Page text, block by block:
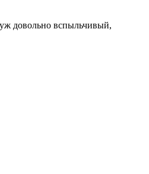
довольно вспыльчивый,